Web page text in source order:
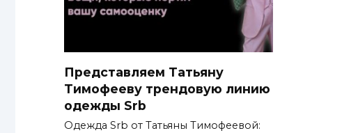
Представляем Татьяну
Тимофееву трендовую линию
одежды Srb
Одежда Srb от Татьяны Тимофеевой: